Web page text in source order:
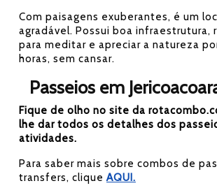
Com paisagens exuberantes, é um
agradável. Possui boa infraestrutura,
para meditar e apreciar a natureza
horas, sem cansar.
Passeios em
Fique de olho no site da
lhe dar todos os detalhes dos
atividades.
Para saber mais sobre combos de
transfers, cliqueAQUI.